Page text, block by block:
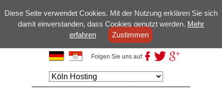
Kölsche Domains
Folgen Sie uns auf:
Primary
menu
Skip to
primary
Skip to
secondary
Diese Seite verwendet Cookies. Mit der Nutzung erklären Sie sich
damit einverstanden, dass Cookies genutzt werden. Mehr
erfahren
Zustimmen